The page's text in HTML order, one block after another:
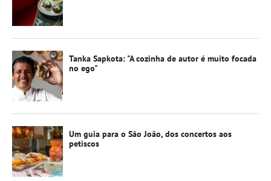
Tanka Sapkota: "A cozinha de autor é muito focada
no ego"
Um guia para o São João, dos concertos aos
petiscos